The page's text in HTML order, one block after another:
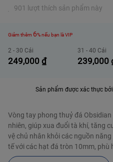
901 lượt thích sản phẩm này
Giảm thêm 6% nếu bạn là VIP
249,000 ₫
2 - 30 Cái
239,000
31 - 40 Cái
Sản phẩm được xác thực
Vòng tay phong thuỷ đá
nhiên, giúp xua đuổi tà khí, tăng
vệ chủ nhân khỏi các nguồn
tế với các hạt đá tròn 10mm, phù